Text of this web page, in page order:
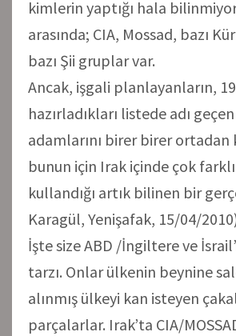
kimlerin yaptığı hala
arasında; CIA, Mossad, bazı
bazı Şii gruplar var.
Ancak, işgali planlayanların,
hazırladıkları listede adı
adamlarını birer birer ortadan
bunun için Irak içinde çok
kullandığı artık bilinen bir
Karagül, Yenişafak, 15/04/
İşte size ABD /İngiltere ve
tarzı. Onlar ülkenin beynine
alınmış ülkeyi kan isteyen
parçalarlar. Irak’ta CIA/